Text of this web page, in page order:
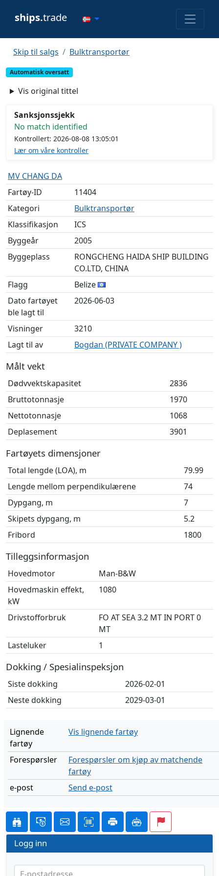
ships.trade
Skip til salgs Bulktransportør
Automatisk oversatt
Vis original tittel
Sanksjonssjekk
No match identified
Kontrollert: 2026-08-08 13:05:01
Lær om våre kontroller
MV CHANG DA
Fartøy-ID
11404
Kategori
Bulktransportør
Klassifikasjon
ICS
Byggeår
2005
Byggeplass
RONGCHENG HAIDA SHIP BUILDING
CO.LTD, CHINA
Flagg
Belize
Dato fartøyet
ble lagt til
2026-06-03
Visninger
3210
Lagt til av
Bogdan (PRIVATE COMPANY )
Målt vekt
Dødvvektskapasitet
2836
Bruttotonnasje
1970
Nettotonnasje
1068
Deplasement
3901
Fartøyets dimensjoner
Total lengde (LOA), m
79.99
Lengde mellom perpendikulærene
74
Dypgang, m
7
Skipets dypgang, m
5.2
Fribord
1800
Tilleggsinformasjon
Hovedmotor
Man-B&W
Hovedmaskin effekt,
kW
1080
Drivstofforbruk
FO AT SEA 3.2 MT IN PORT 0
MT
Lasteluker
1
Dokking / Spesialinspeksjon
Siste dokking
2026-02-01
Neste dokking
2029-03-01
Lignende
fartøy
Vis lignende fartøy
Forespørsler
Forespørsler om kjøp av matchende
fartøy
e-post
Send e-post
Logg inn